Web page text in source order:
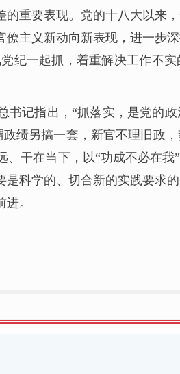
重要表现。党的十八大以来
主义新动向新表现，进一步
纪一起抓，着重解决工作不
记指出，“抓落实，是党的
绩另搞一套，新官不理旧政
干在当下，以“功成不必在我
科学的、切合新的实践要求
。